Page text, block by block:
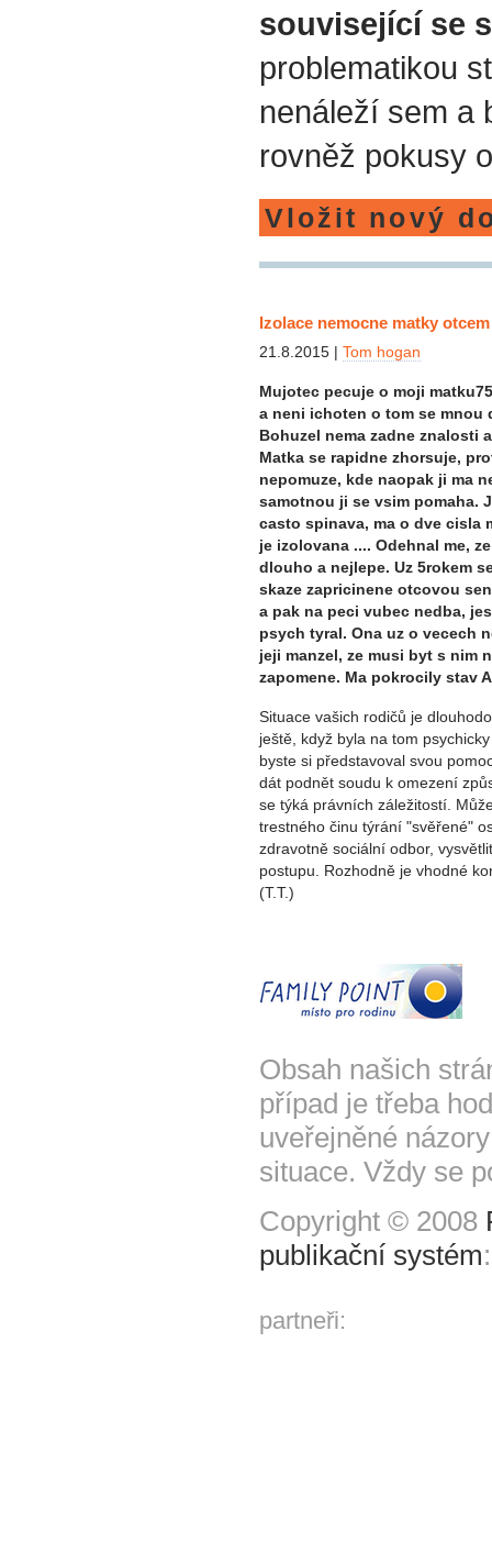
související se
problematikou
nenáleží sem a
rovněž pokusy
Vložit nový
Izolace nemocne matky otcem
21.8.2015 | Tom hogan
Mujotec pecuje o moji
a neni ichoten o tom se mnou
Bohuzel nema zadne znalosti
Matka se rapidne zhorsuje,
nepomuze, kde naopak ji ma
samotnou ji se vsim pomaha.
casto spinava, ma o dve cisla
je izolovana .... Odehnal me,
dlouho a nejlepe. Uz 5rokem
skaze zapricinene otcovou
a pak na peci vubec nedba,
psych tyral. Ona uz o vecech
jeji manzel, ze musi byt s nim
zapomene. Ma pokrocily stav
Situace vašich rodičů je
ještě, když byla na tom
byste si představoval svou
dát podnět soudu k omezení
se týká právních záležitostí.
trestného činu týrání "svěřené"
zdravotně sociální odbor,
postupu. Rozhodně je vhodné
(T.T.)
Obsah našich
případ je třeba
uveřejněné
situace. Vždy se
Copyright © 2008
publikační systém
partneři: